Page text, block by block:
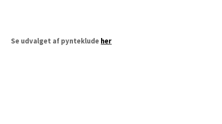
Se udvalget af pynteklude her